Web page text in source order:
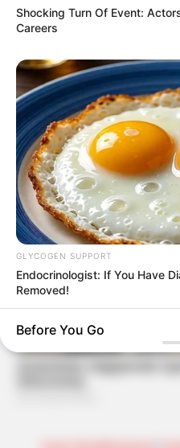
Shocking Turn Of Event:
Careers
GLYCOGEN SUPPORT
Endocrinologist: If You Have
Removed!
Before You Go